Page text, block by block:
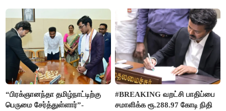
“பிரக்ஞானந்தா தமிழ்நாட்டிற்கு
பெருமை சேர்த்துள்ளார்”-
#BREAKING வறட்சி பாதிப்பை
சமாளிக்க ரூ.288.97 கோடி நிதி